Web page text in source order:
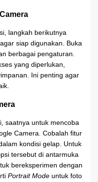
langkah berikutnya
siap digunakan. Buka
berbagai pengaturan.
yang diperlukan,
Ini penting agar
saatnya untuk mencoba
Camera. Cobalah fitur
kondisi gelap. Untuk
tersebut di antarmuka
bereksperimen dengan
Portrait Mode untuk foto